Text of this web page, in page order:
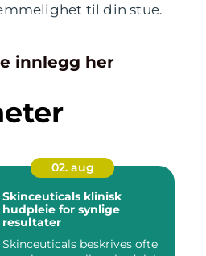
til din stue.
innlegg her
02. aug
Skinceuticals klinisk
hudpleie for synlige
resultater
Skinceuticals beskrives ofte